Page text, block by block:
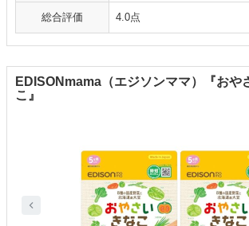
総合評価 4.0点
EDISONmama（エジソンママ）『おや
こ』